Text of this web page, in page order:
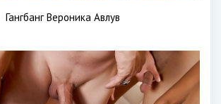
Гангбанг Вероника Авлув